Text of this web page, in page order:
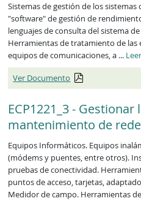
Sistemas de gestión de los
"software" de gestión de
lenguajes de consulta del sistema
Herramientas de tratamiento de las
equipos de comunicaciones, a ...
Ver Documento
ECP1221_3 -
mantenimiento de
Equipos Informáticos. Equipos
(módems y puentes, entre otros).
pruebas de conectividad.
puntos de acceso, tarjetas,
Medidor de campo. Herramientas